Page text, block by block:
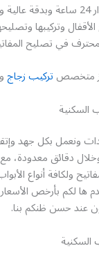
نقدم خدماتنا على مدار 24
وتركيبها
في تصليح
متخصصتركيب زجاج
السكنية
ونعمل بكل جهد
دقائق معدودة،
ولكافة أنواع
ها لكم بأرخص
عند حسن ظنكم بنا.